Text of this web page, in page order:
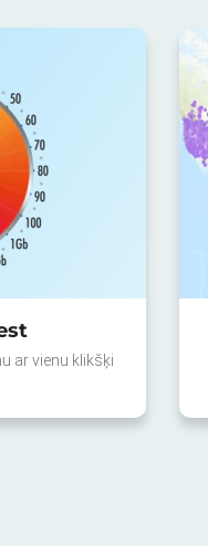
ar vienu klikšķi